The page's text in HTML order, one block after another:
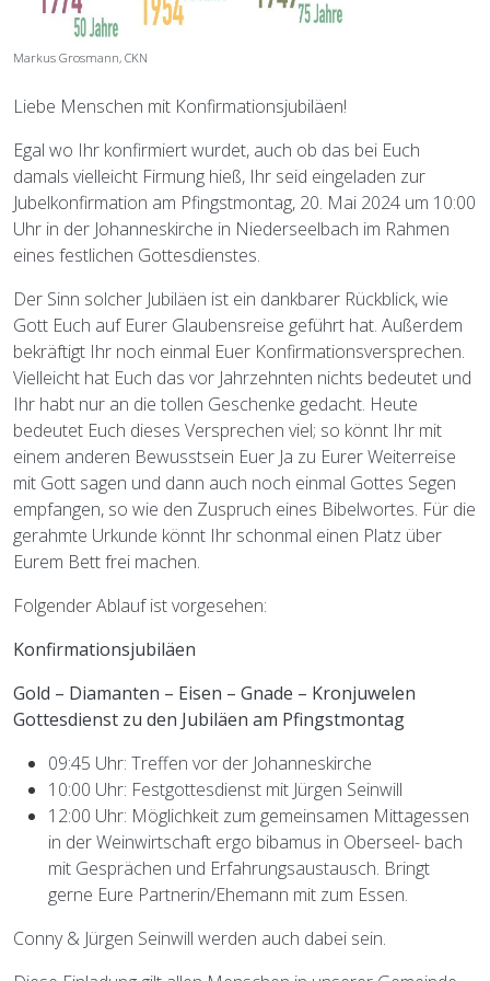
Markus Grosmann, CKN
Liebe Menschen mit Konfirmationsjubiläen!
Egal wo Ihr konfirmiert wurdet, auch ob das bei Euch
damals vielleicht Firmung hieß, Ihr seid eingeladen zur
Jubelkonfirmation am Pfingstmontag, 20. Mai 2024 um 10:00
Uhr in der Johanneskirche in Niederseelbach im Rahmen
eines festlichen Gottesdienstes.
Der Sinn solcher Jubiläen ist ein dankbarer Rückblick, wie
Gott Euch auf Eurer Glaubensreise geführt hat. Außerdem
bekräftigt Ihr noch einmal Euer Konfirmationsversprechen.
Vielleicht hat Euch das vor Jahrzehnten nichts bedeutet und
Ihr habt nur an die tollen Geschenke gedacht. Heute
bedeutet Euch dieses Versprechen viel; so könnt Ihr mit
einem anderen Bewusstsein Euer Ja zu Eurer Weiterreise
mit Gott sagen und dann auch noch einmal Gottes Segen
empfangen, so wie den Zuspruch eines Bibelwortes. Für die
gerahmte Urkunde könnt Ihr schonmal einen Platz über
Eurem Bett frei machen.
Folgender Ablauf ist vorgesehen:
Konfirmationsjubiläen
Gold – Diamanten – Eisen – Gnade – Kronjuwelen
Gottesdienst zu den Jubiläen am Pfingstmontag
09:45 Uhr: Treffen vor der Johanneskirche
10:00 Uhr: Festgottesdienst mit Jürgen Seinwill
12:00 Uhr: Möglichkeit zum gemeinsamen Mittagessen
in der Weinwirtschaft ergo bibamus in Oberseel- bach
mit Gesprächen und Erfahrungsaustausch. Bringt
gerne Eure Partnerin/Ehemann mit zum Essen.
Conny & Jürgen Seinwill werden auch dabei sein.